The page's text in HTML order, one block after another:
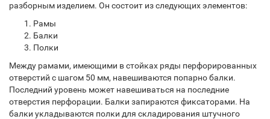
разборным изделием. Он состоит из следующих элементов:
Рамы
Балки
Полки
Между рамами, имеющими в стойках ряды перфорированных
отверстий с шагом 50 мм, навешиваются попарно балки.
Последний уровень может навешиваться на последние
отверстия перфорации. Балки запираются фиксаторами. На
балки укладываются полки для складирования штучного